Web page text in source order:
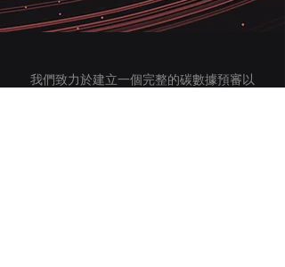
​我們致力於建立一個完整的碳數據預審以